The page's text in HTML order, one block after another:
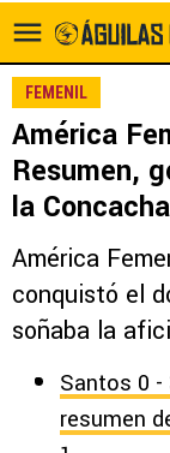
FEMENIL
América
Resumen,
la
América
conquistó el
soñaba la
Santos 0 -
resumen